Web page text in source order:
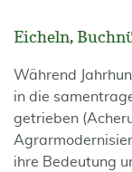
Eicheln,
Während
in die
getrieben
ihre Bedeutung